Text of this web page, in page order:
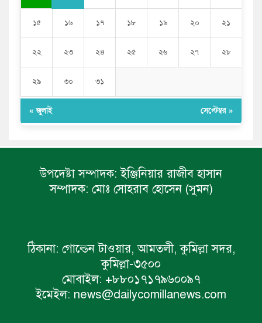
১৫ ১৬ ১৭ ১৮ ১৯ ২০ ২১
২২ ২৩ ২৪ ২৫ ২৬ ২৭ ২৮
২৯ ৩০ ৩১
« জুলাই সেপ্টেম্বর »
উপদেষ্টা সম্পাদক: ইঞ্জিনিয়ার রাজীব হাসান
সম্পাদক: মোঃ সোহরাব হোসেন (সুমন)
ঠিকানা: গোল্ডেন টাওয়ার, আমতলী, কুমিল্লা সদর,
কুমিল্লা-৩৫০০
মোবাইল: +৮৮০১৭১৭৯৬০০৯৭
ইমেইল: news@dailycomillanews.com